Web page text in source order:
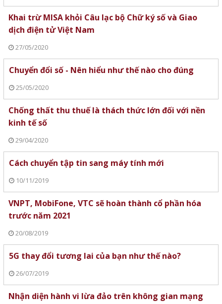
Khai trừ MISA khỏi Câu lạc bộ Chữ ký số và Giao
dịch điện tử Việt Nam
27/05/2020
Chuyển đổi số - Nên hiểu như thế nào cho đúng
25/05/2020
Chống thất thu thuế là thách thức lớn đối với nền
kinh tế số
29/04/2020
Cách chuyển tập tin sang máy tính mới
10/11/2019
VNPT, MobiFone, VTC sẽ hoàn thành cổ phần hóa
trước năm 2021
20/08/2019
5G thay đổi tương lai của bạn như thế nào?
26/07/2019
Nhận diện hành vi lừa đảo trên không gian mạng